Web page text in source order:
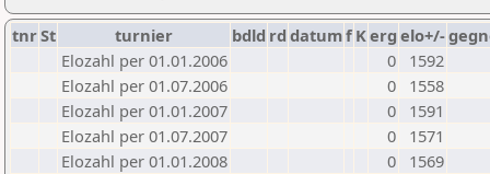
tnrSt turnier bdld rd datumf Kerg elo+/-
Elozahl per 01.01.2006
0
1592
Elozahl per 01.07.2006
0
1558
Elozahl per 01.01.2007
0
1591
Elozahl per 01.07.2007
0
1571
Elozahl per 01.01.2008
0
1569